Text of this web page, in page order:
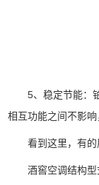
5、稳定节能：铂
相互功能之间不影
看到这里，有的
酒窖空调结构型式